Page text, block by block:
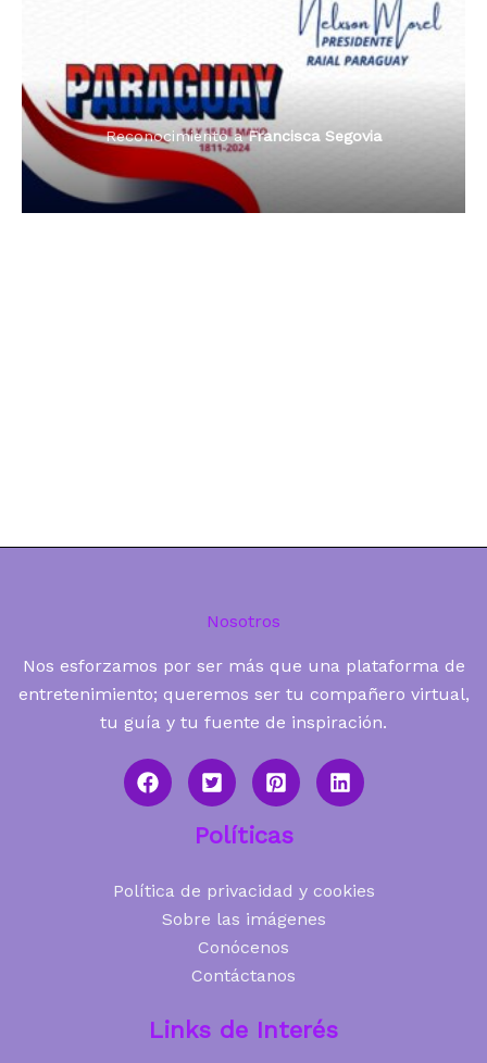
Dama de Oro 2024
Reconocimiento aFrancisca Segovia
Reconocimiento aFrancisca Segovia
Radio Tribuna Abierta
Radio Tribuna Abierta
Radio Oñondivepa Paraguay
Premio Orgullo Paraguayo
Reconocimiento aFrancisca Segovia
Nosotros
Nos esforzamos por ser más que una plataforma de
entretenimiento; queremos ser tu compañero virtual,
tu guía y tu fuente de inspiración.
Políticas
Política de privacidad y cookies
Sobre las imágenes
Conócenos
Contáctanos
Links de Interés